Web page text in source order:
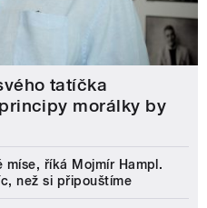
tatíčka
morálky by
míse, říká Mojmír Hampl.
než si připouštíme